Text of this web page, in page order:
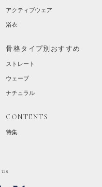
アクティブウェア
浴衣
骨格タイプ別おすすめ
ストレート
ウェーブ
ナチュラル
CONTENTS
特集